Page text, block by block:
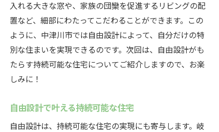
高気密住宅で実現する持続可能なライフス
タイル
自由設計と高気密で創る未来の住まい
入れる大きな窓や、家族の団欒を促進するリビングの配
置など、細部にわたってこだわることができます。この
ように、中津川市では自由設計によって、自分だけの特
別な住まいを実現できるのです。次回は、自由設計がも
たらす持続可能な住宅についてご紹介しますので、お楽
しみに！
自由設計で叶える持続可能な住宅
自由設計は、持続可能な住宅の実現にも寄与します。岐